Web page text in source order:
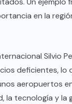
en la
Silvio
deficientes, lo
aeropuertos
la tecnología y